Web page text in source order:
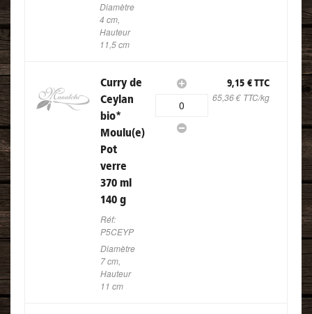
Diamètre
4 cm,
Hauteur
11,5 cm
Curry de
Ceylan
bio*
Moulu(e)
Pot
verre
370 ml
140 g
Réf:
P5CEYP
Diamètre
7 cm,
Hauteur
11 cm
0
9,15 € TTC
65,36 € TTC/kg